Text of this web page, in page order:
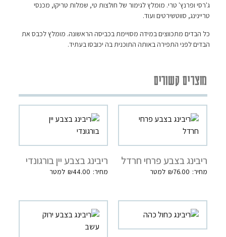
ג'רסי ופרנץ' טרי. מומלץ לגימור של חולצות טי, שמלות טריקו, מכנסי
טריינינג, סווטשירטים ועוד.
כל הבדים מתכווצים במידה מסויימת בכביסה הראשונה. מומלץ לכבס את
הבדים לפני התפירה באותה התוכנית בה יכובסו בעתיד.
מוצרים קשורים
ריבינג בצבע פרחי חרדל
₪76.00
ריבינג בצבע יין בורגונדי
₪44.00